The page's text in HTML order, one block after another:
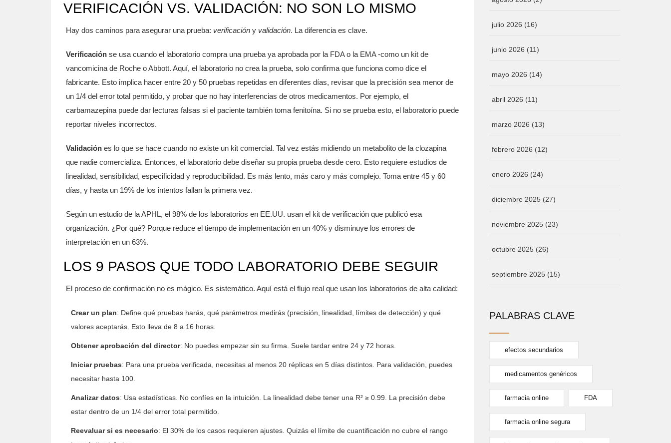
VERIFICACIÓN VS. VALIDACIÓN: NO SON LO MISMO
Hay dos caminos para asegurar una prueba: verificación y validación. La diferencia es clave.
Verificación se usa cuando el laboratorio compra una prueba ya aprobada por la FDA o la EMA -como un kit de
vancomicina de Roche o Abbott. Aquí, el laboratorio no crea la prueba, solo confirma que funciona como dice el
fabricante. Esto implica hacer entre 20 y 50 pruebas repetidas en diferentes días, revisar que la precisión sea menor de
un 1/4 del error total permitido, y probar que no hay interferencias de otros medicamentos. Por ejemplo, el
carbamazepina puede dar lecturas falsas si el paciente también toma fenitoína. Si no se prueba esto, el laboratorio puede
reportar niveles incorrectos.
Validación es lo que se hace cuando no existe un kit comercial. Tal vez estás midiendo un metabolito de la clozapina
que nadie comercializa. Entonces, el laboratorio debe diseñar su propia prueba desde cero. Esto requiere estudios de
linealidad, sensibilidad, especificidad y reproducibilidad. Es más lento, más caro y más complejo. Toma entre 45 y 60
días, y hasta un 19% de los intentos fallan la primera vez.
Según un estudio de la APHL, el 98% de los laboratorios en EE.UU. usan el kit de verificación que publicó esa
organización. ¿Por qué? Porque reduce el tiempo de implementación en un 40% y disminuye los errores de
interpretación en un 63%.
LOS 9 PASOS QUE TODO LABORATORIO DEBE SEGUIR
El proceso de confirmación no es mágico. Es sistemático. Aquí está el flujo real que usan los laboratorios de alta calidad:
Crear un plan: Define qué pruebas harás, qué parámetros medirás (precisión, linealidad, límites de detección) y qué
valores aceptarás. Esto lleva de 8 a 16 horas.
Obtener aprobación del director: No puedes empezar sin su firma. Suele tardar entre 24 y 72 horas.
Iniciar pruebas: Para una prueba verificada, necesitas al menos 20 réplicas en 5 días distintos. Para validación, puedes
necesitar hasta 100.
Analizar datos: Usa estadísticas. No confíes en la intuición. La linealidad debe tener una R² ≥ 0.99. La precisión debe
estar dentro de un 1/4 del error total permitido.
Reevaluar si es necesario: El 30% de los casos requieren ajustes. Quizás el límite de cuantificación no cubre el rango
julio 2026 (16)
junio 2026 (11)
mayo 2026 (14)
abril 2026 (11)
marzo 2026 (13)
febrero 2026 (12)
enero 2026 (24)
diciembre 2025 (27)
noviembre 2025 (23)
octubre 2025 (26)
septiembre 2025 (15)
PALABRAS CLAVE
efectos secundarios
medicamentos genéricos
farmacia online FDA
farmacia online segura